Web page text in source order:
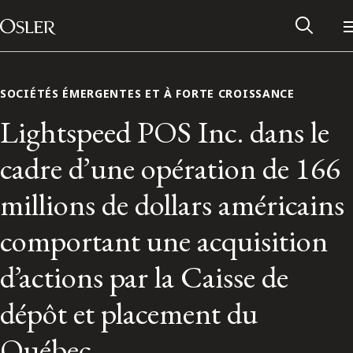
Passer au contenu
Main Navigation
Réseau des anciens d’Osler
Contactez-nous
SOCIÉTÉS ÉMERGENTES ET À FORTE CROISSANCE
Lightspeed POS Inc. dans le
cadre d’une opération de 166
millions de dollars américains
comportant une acquisition
d’actions par la Caisse de
dépôt et placement du